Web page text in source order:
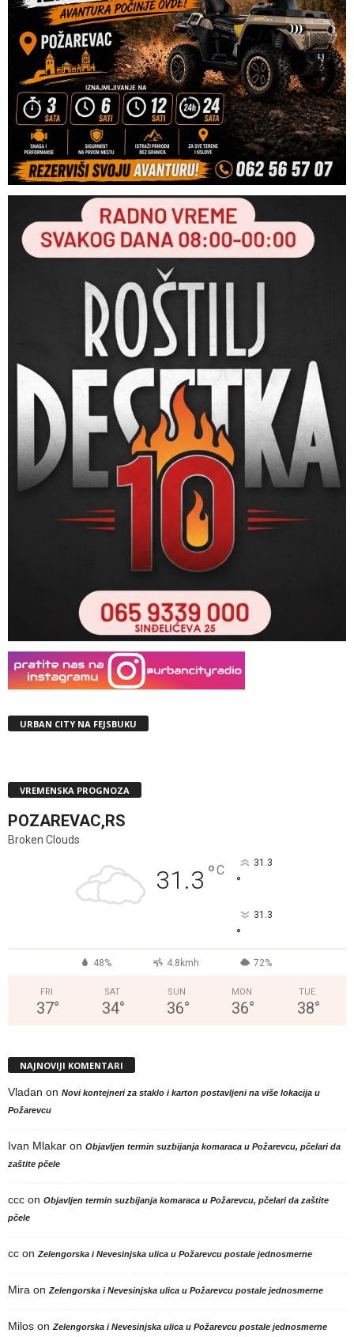
URBAN CITY NA FEJSBUKU
VREMENSKA PROGNOZA
POZAREVAC,RS
Broken Clouds
31.3 °C 31.3
°
31.3
°
48% 4.8kmh 72%
FRI
37°
SAT
34°
SUN
36°
MON
36°
TUE
38°
NAJNOVIJI KOMENTARI
Vladan on Novi kontejneri za staklo i karton postavljeni na više lokacija u
Požarevcu
Ivan Mlakar on Objavljen termin suzbijanja komaraca u Požarevcu, pčelari da
zaštite pčele
ccc on Objavljen termin suzbijanja komaraca u Požarevcu, pčelari da zaštite
pčele
cc on Zelengorska i Nevesinjska ulica u Požarevcu postale jednosmerne
Mira on Zelengorska i Nevesinjska ulica u Požarevcu postale jednosmerne
Milos on Zelengorska i Nevesinjska ulica u Požarevcu postale jednosmerne